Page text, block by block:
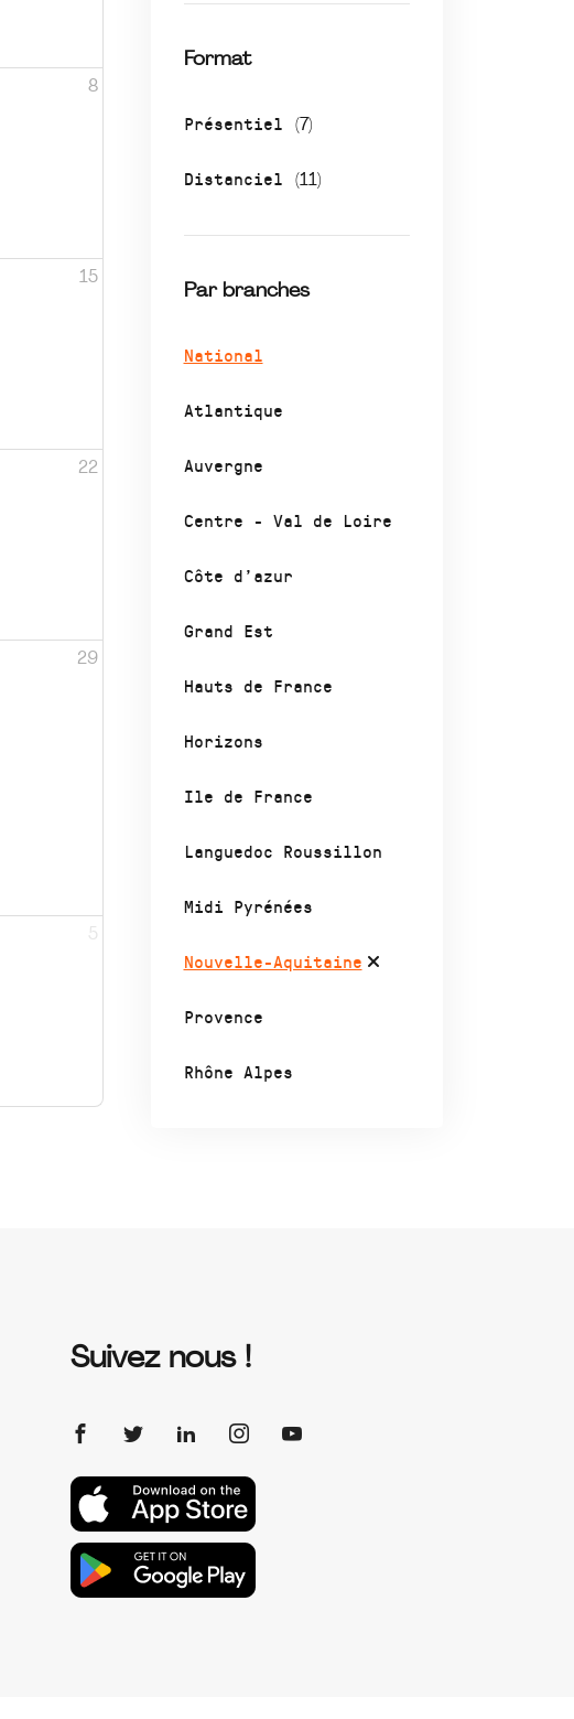
Format
Présentiel (7)
Distanciel (11)
Par branches
National
Atlantique
Auvergne
Centre - Val de Loire
Côte d’azur
Grand Est
Hauts de France
Horizons
Ile de France
Languedoc Roussillon
Midi Pyrénées
Nouvelle-Aquitaine
Provence
Rhône Alpes
8
15
22
29
5
Suivez nous !